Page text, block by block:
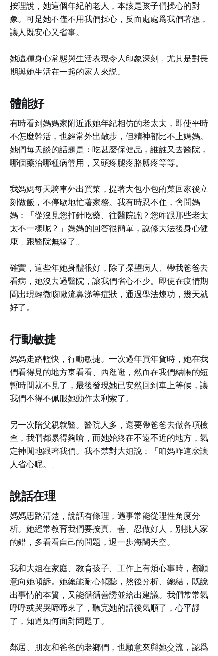
按理說，她這個年紀的老人，本該是孩子們操心的對
象。可是她不僅不用我們操心，反而處處爲我們著想，
讓人既安心又省事。
她這種身心常態與生活表現令人印象深刻，尤其是對長
期與她生活在一起的家人來説。
體能好
有時看到媽媽家附近跟她年紀相仿的老太太，即使平時
不怎麼幹活，也經常外出散步，但精神都比不上媽媽。
她們每天談的話題是：吃甚麼保健品，誰誰又去醫院，
哪個藥治哪種病管用，又頭疼腿疼胳膊疼等等。
我媽媽每天騎車外出買菜，提著大包小包的菜回家後立
刻做飯，不停歇地忙著家務。我有時忍不住，會問媽
媽：「從沒見您打針吃藥、往醫院跑？您咋跟那些老太
太不一樣呢？」媽媽的回答很簡單，說修大法後身心健
康，跟醫院無緣了。
確實，這些年她身體很好，除了探望病人、帶我爸爸去
看病，她沒去過醫院，讓我們省心不少。即使在疫情期
間出現輕微咳嗽流鼻涕等症狀，通過學法煉功，幾天就
好了。
行動敏捷
媽媽走路輕快，行動敏捷。一次過年買年貨時，她在我
們看得見的地方東看看、西逛逛，然而在我們結帳的短
暫時間就不見了，最後發現她已安然回到車上等候，讓
我們不得不佩服她動作太利索了。
另一次陪父親就醫。醫院人多，還要帶爸爸去做各項檢
查，我們都累得夠嗆，而她始終在不遠不近的地方，氣
定神閒地跟著我們。我不禁對大姐說：「咱媽咋這麼讓
人省心呢。」
說話在理
媽媽思路清楚，說話有條理，遇事常能從理性角度分
析。她經常教育我們要按真、善、忍做好人，別挑人家
的錯，多看看自己的問題，退一步海闊天空。
我和大姐在家庭、教育孩子、工作上有煩心事時，都願
意向她傾訴。她總能耐心傾聽，然後分析、總結，既說
出事情的本質，又能循循善誘並給出建議。我們常常氣
呼呼或哭哭啼啼來了，聽完她的話後氣順了，心平靜
了，知道如何面對問題了。
鄰居、朋友和爸爸的老鄉們，也願意來與她交流，認爲